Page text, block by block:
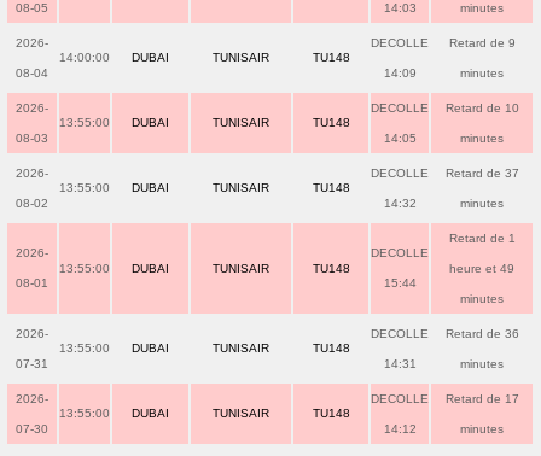
08-05 14:03 minutes
2026-
08-04
14:00:00 DUBAI TUNISAIR TU148
DECOLLE
14:09
Retard de 9
minutes
2026-
08-03
13:55:00 DUBAI TUNISAIR TU148
DECOLLE
14:05
Retard de 10
minutes
2026-
08-02
13:55:00 DUBAI TUNISAIR TU148
DECOLLE
14:32
Retard de 37
minutes
2026-
08-01
13:55:00 DUBAI TUNISAIR TU148
DECOLLE
15:44
Retard de 1
heure et 49
minutes
2026-
07-31
13:55:00 DUBAI TUNISAIR TU148
DECOLLE
14:31
Retard de 36
minutes
2026-
07-30
13:55:00 DUBAI TUNISAIR TU148
DECOLLE
14:12
Retard de 17
minutes